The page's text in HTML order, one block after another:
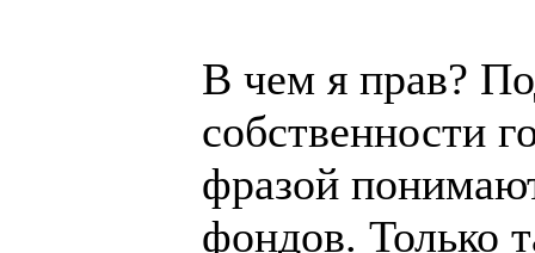
В чем я прав?
собственности
фразой
фондов. Только